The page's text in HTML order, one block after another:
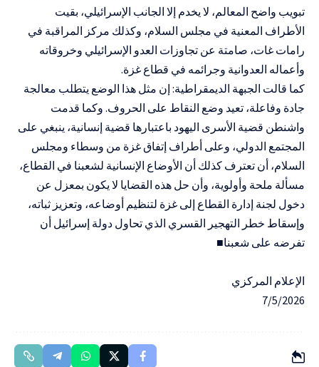
تبويب واضح المعالم، لا يخدم إلا الجانب الإسرائيلي، بقيت
الأطراف المعنية في مجلس السلام، وكذلك مركز المراقبة في
رامات غات، صامتة عن تجاوزات العدو الإسرائيلي وخروقاته
وأعماله العدوانية وجرائمه في قطاع غزة.
كما قالت الجبهة الديمقراطية: إن مثل هذا الوضع يتطلب معالجة
جادة وفاعلة، تعيد وضع النقاط على الحروف. وكما قدمت
واشنطن قضية الأسرى اليهود باعتبارها قضية إنسانية، ينبغي على
المجتمع الدولي، وعلى أطراف إتفاق غزة من وسطاء ومجلس
السلام، أن تعترف كذلك أن الأوضاع الإنسانية لشعبنا في القطاع،
مسألة ملحة وأولوية، وأن حل هذه القضايا لا يكون بمعزل عن
دخول لجنة إدارة القطاع إلى غزة لتنظيم أوضاعه، وتعزيز ثباته،
وإسقاط خطر التهجير القسري الذي تحاول دولة إسرائيل أن
تفرضه على شعبنا■
الإعلام المركزي
7/5/2026